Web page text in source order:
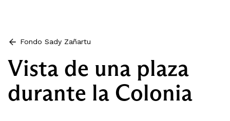
Fondo Sady Zañartu
Vista de una plaza
durante la Colonia